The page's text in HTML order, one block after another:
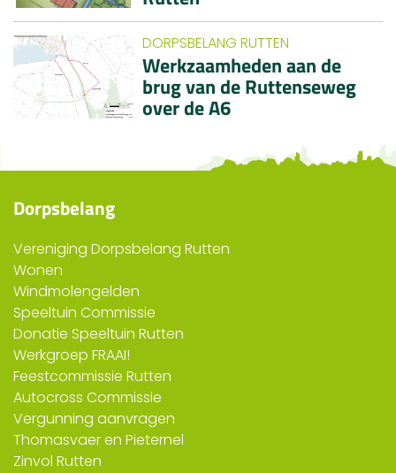
DORPSBELANG RUTTEN
Werkzaamheden aan de
brug van de Ruttenseweg
over de A6
Dorpsbelang
Vereniging Dorpsbelang Rutten
Wonen
Windmolengelden
Speeltuin Commissie
Donatie Speeltuin Rutten
Werkgroep FRAAI!
Feestcommissie Rutten
Autocross Commissie
Vergunning aanvragen
Thomasvaer en Pieternel
Zinvol Rutten